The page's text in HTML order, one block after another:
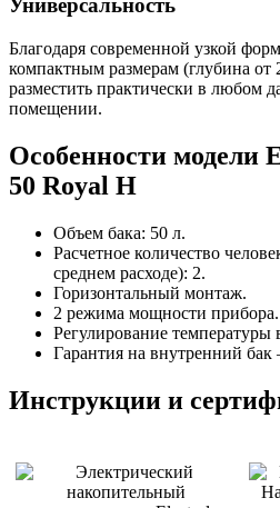
Универсальность
Благодаря современной узкой
компактным размерам (глубина
разместить практически в любом
помещении.
Особенности модели
50 Royal H
Объем бака: 50 л.
Расчетное количество
среднем расходе): 2.
Горизонтальный монтаж.
2 режима мощности прибора.
Регулирование температуры
Гарантия на внутренний бак
Инструкции и